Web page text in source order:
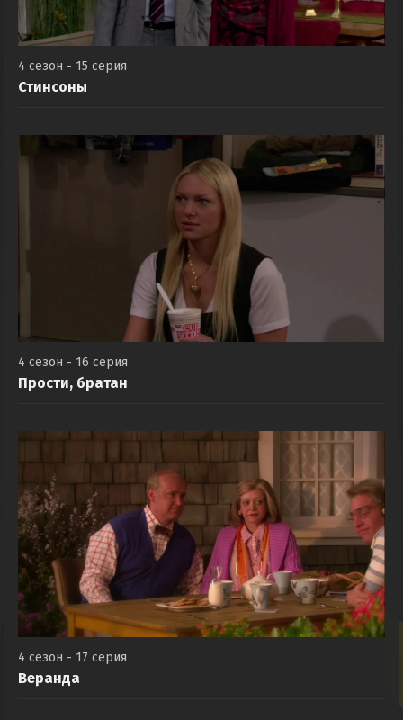
4 сезон - 15 серия
Стинсоны
4 сезон - 16 серия
Прости, братан
4 сезон - 17 серия
Веранда